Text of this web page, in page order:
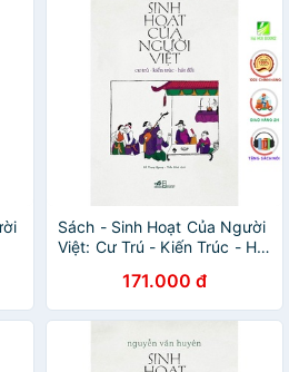
Sách - Sinh Hoạt Của Người
Việt: Cư Trú - Kiến Trúc - Hát
171.000 đ